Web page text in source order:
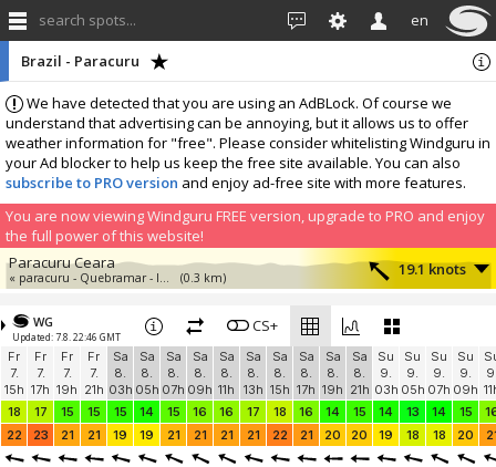
search spots... en
We have detected that you are using an AdBLock. Of course we
understand that advertising can be annoying, but it allows us to offer
weather information for "free". Please consider whitelisting Windguru in
your Ad blocker to help us keep the free site available. You can also
subscribe to PRO version and enjoy ad-free site with more features.
You are now viewing Windguru FREE version, upgrade to PRO and enjoy
the full power of this website!
Brazil - Paracuru
Paracuru Ceara
« paracuru - Quebramar - la Petite Maison (0.3 km) 19.1 knots
Taiba Ceara
Pousada Blauset Taiba
15.2 knots
Cumbuco Dream Village 803V
Cumbuco Dream Village 803V (37.9 km)
? knots
Cumbuco Ocean View Aparthotel
Cumbuco Ocean View Aparthotel (39.1 km) 15 knots
Add your station...
WG
Updated: 7.8. 22:46 GMT
CS+
Fr
7.
15h
Fr
7.
17h
Fr
7.
19h
Fr
7.
21h
Sa
8.
03h
Sa
8.
05h
Sa
8.
07h
Sa
8.
09h
Sa
8.
11h
Sa
8.
13h
Sa
8.
15h
Sa
8.
17h
Sa
8.
19h
Sa
8.
21h
Su
9.
03h
Su
9.
05h
Su
9.
07h
Su
9.
09h
18
17 15 15 15 14 15 16 16 17 18 16 14 15 14 13 14 15
22
23 21 21 19 19 21 21 21 21 22 21 20 20 19 18 18 20